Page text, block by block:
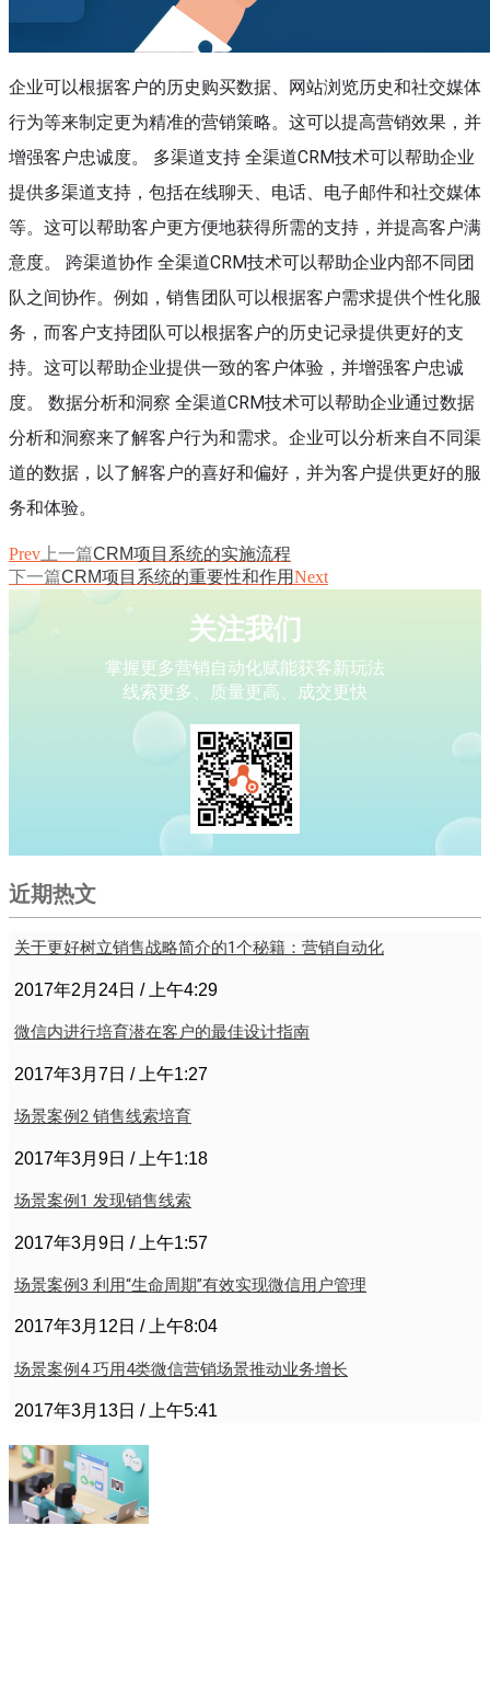
企业可以根据客户的历史购买数据、网站浏览历史和社交媒体
行为等来制定更为精准的营销策略。这可以提高营销效果，并
增强客户忠诚度。 多渠道支持 全渠道CRM技术可以帮助企业
提供多渠道支持，包括在线聊天、电话、电子邮件和社交媒体
等。这可以帮助客户更方便地获得所需的支持，并提高客户满
意度。 跨渠道协作 全渠道CRM技术可以帮助企业内部不同团
队之间协作。例如，销售团队可以根据客户需求提供个性化服
务，而客户支持团队可以根据客户的历史记录提供更好的支
持。这可以帮助企业提供一致的客户体验，并增强客户忠诚
度。 数据分析和洞察 全渠道CRM技术可以帮助企业通过数据
分析和洞察来了解客户行为和需求。企业可以分析来自不同渠
道的数据，以了解客户的喜好和偏好，并为客户提供更好的服
务和体验。
Prev 上一篇CRM项目系统的实施流程
下一篇CRM项目系统的重要性和作用Next
关注我们
掌握更多营销自动化赋能获客新玩法
线索更多、质量更高、成交更快
近期热文
关于更好树立销售战略简介的1个秘籍：营销自动化
2017年2月24日 上午4:29
微信内进行培育潜在客户的最佳设计指南
2017年3月7日 上午1:27
场景案例2 销售线索培育
2017年3月9日 上午1:18
场景案例1 发现销售线索
2017年3月9日 上午1:57
场景案例3 利用“生命周期”有效实现微信用户管理
2017年3月12日 上午8:04
场景案例4 巧用4类微信营销场景推动业务增长
2017年3月13日 上午5:41